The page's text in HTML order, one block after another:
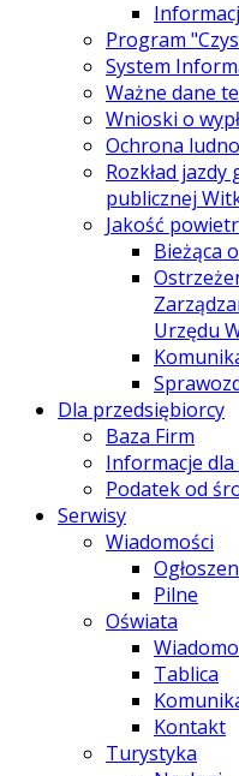
Program
System
Ważne dane
Wnioski o
Ochrona
Rozkład
publicznej
Jakość
Bieżąca
Urzędu
Dla przedsiębiorcy
Baza Firm
Informacje
Podatek od
Serwisy
Wiadomości
Pilne
Oświata
Tablica
Kontakt
Turystyka